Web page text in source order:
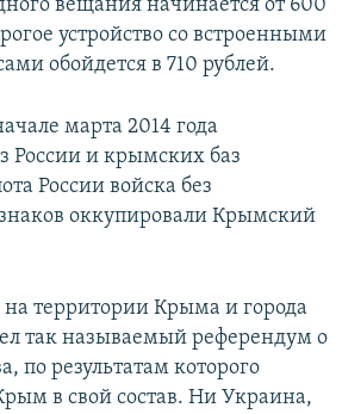
вещания начинается от 600
устройство со встроенными
обойдется в 710 рублей.
марта 2014 года
России и крымских баз
России войска без
оккупировали Крымский
на территории Крыма и города
так называемый референдум о
по результатам которого
в свой состав. Ни Украина,